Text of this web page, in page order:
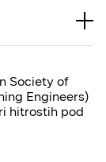
Society of
Engineers)
hitrostih pod